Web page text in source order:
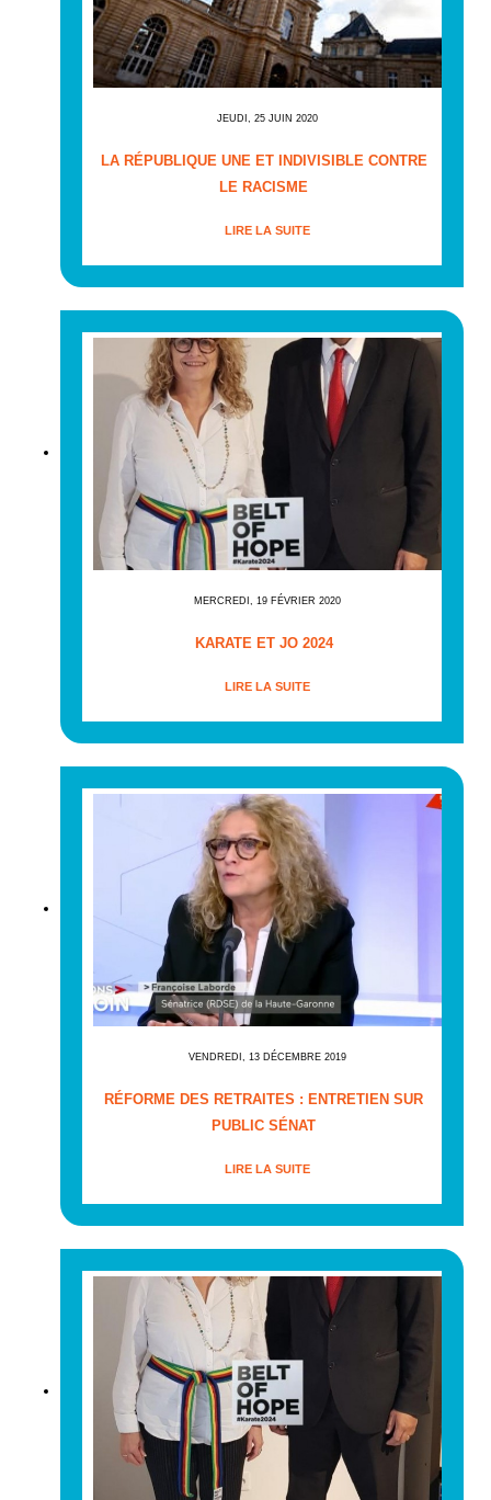
JEUDI, 25 JUIN 2020
LA RÉPUBLIQUE UNE ET INDIVISIBLE CONTRE
LE RACISME
LIRE LA SUITE
MERCREDI, 19 FÉVRIER 2020
KARATE ET JO 2024
LIRE LA SUITE
VENDREDI, 13 DÉCEMBRE 2019
RÉFORME DES RETRAITES : ENTRETIEN SUR
PUBLIC SÉNAT
LIRE LA SUITE